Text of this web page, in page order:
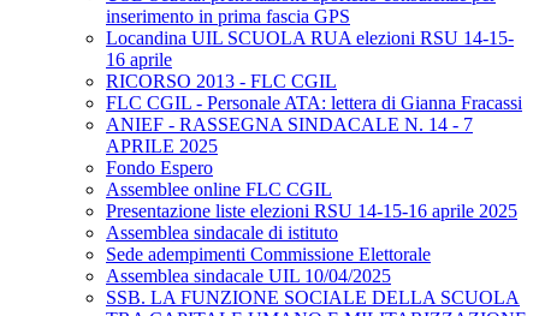
inserimento in prima fascia GPS
Locandina UIL SCUOLA RUA elezioni RSU 14-15-
16 aprile
RICORSO 2013 - FLC CGIL
FLC CGIL - Personale ATA: lettera di Gianna Fracassi
ANIEF - RASSEGNA SINDACALE N. 14 - 7
APRILE 2025
Fondo Espero
Assemblee online FLC CGIL
Presentazione liste elezioni RSU 14-15-16 aprile 2025
Assemblea sindacale di istituto
Sede adempimenti Commissione Elettorale
Assemblea sindacale UIL 10/04/2025
SSB. LA FUNZIONE SOCIALE DELLA SCUOLA